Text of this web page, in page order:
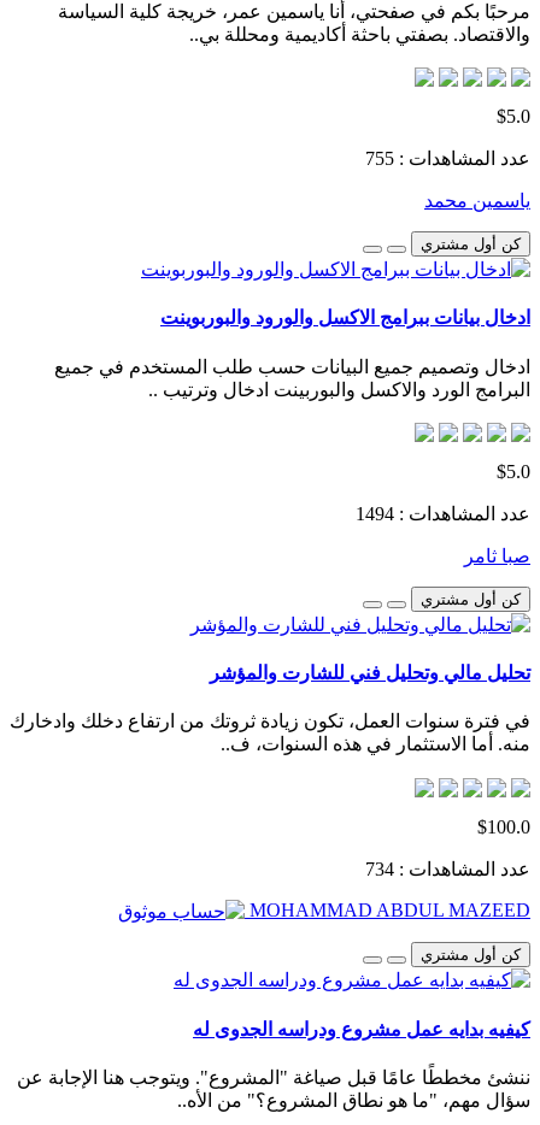
مرحبًا بكم في صفحتي، أنا ياسمين عمر، خريجة كلية السياسة
والاقتصاد. بصفتي باحثة أكاديمية ومحللة بي..
$5.0
عدد المشاهدات : 755
ياسمين محمد
كن أول مشتري
ادخال بيانات ببرامج الاكسل والورود والبوربوينت
ادخال وتصميم جميع البيانات حسب طلب المستخدم في جميع
البرامج الورد والاكسل والبوربينت ادخال وترتيب ..
$5.0
عدد المشاهدات : 1494
صبا ثامر
كن أول مشتري
تحليل مالي وتحليل فني للشارت والمؤشر
في فترة سنوات العمل، تكون زيادة ثروتك من ارتفاع دخلك وادخارك
منه. أما الاستثمار في هذه السنوات، ف..
$100.0
عدد المشاهدات : 734
MOHAMMAD ABDUL MAZEED
كن أول مشتري
كيفيه بدايه عمل مشروع ودراسه الجدوى له
ننشئ مخططًا عامًا قبل صياغة "المشروع". ويتوجب هنا الإجابة عن
سؤال مهم، "ما هو نطاق المشروع؟" من الأه..